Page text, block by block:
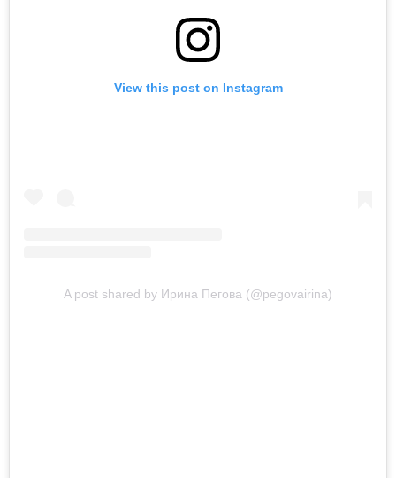
View this post on Instagram
A post shared by Ирина Пегова (@pegovairina)